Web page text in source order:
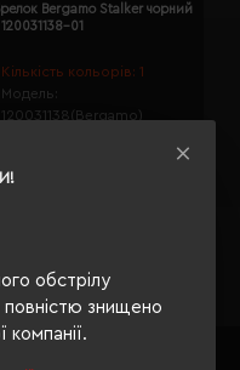
обстрілу
знищено
компанії.
Кількість кольорів: 1
Модель:
120031138(Bergamo)
Bergamo Stalker чорний
01